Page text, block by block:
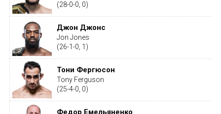
(28-0-0, 0)
Джон Джонс
Jon Jones
(26-1-0, 1)
Тони Фергюсон
Tony Ferguson
(25-4-0, 0)
Федор Емельяненко